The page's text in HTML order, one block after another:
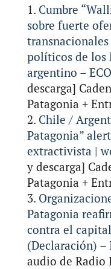
Cumbre
sobre fuerte
políticos de los
argentino –
descarga]
Patagonia +
Chile /
Patagonia”
extractivista |
y descarga]
Patagonia +
Patagonia
contra el
(Declaración) –
audio de